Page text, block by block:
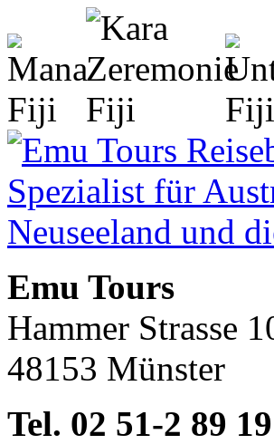
Emu Tours
Hammer Strasse
48153 Münster
Tel. 02 51-2 89